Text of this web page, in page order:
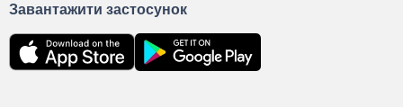
Завантажити застосунок